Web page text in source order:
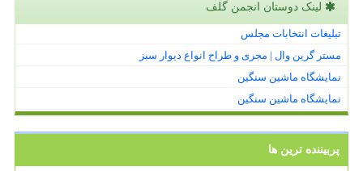
لینک دوستان انجمن گلف
تبلیغات انتخابات مجلس
مستر گرین وال | مجری و طراح انواع دیوار سبز
نمایشگاه ماشین سنگین
نمایشگاه ماشین سنگین
پربیننده ترین ها